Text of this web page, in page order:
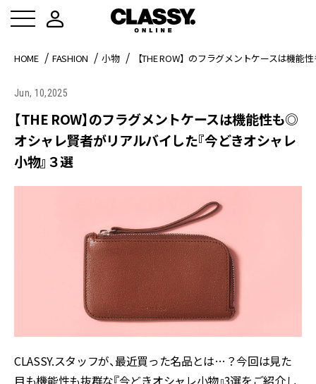
HOME FASHION 小物 【THE ROW】のフラグメントケースは機
Jun, 10,2025
【THE ROW】のフラグメントケースは機能性も◎
オシャレ賢者がリアルバイした『今どきオシャレ
小物』３選
CLASSY.スタッフが、最近買った名品とは…？今回は見た
目も機能性も抜群な『今どきオシャレ小物』3選をご紹介し